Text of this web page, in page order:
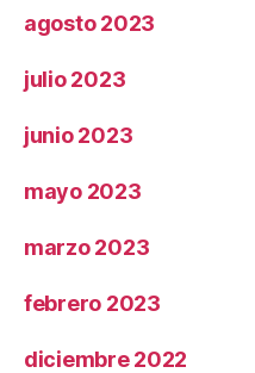
agosto 2023
julio 2023
junio 2023
mayo 2023
marzo 2023
febrero 2023
diciembre 2022